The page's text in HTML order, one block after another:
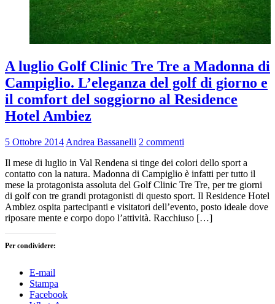
A luglio Golf Clinic Tre Tre a Madonna di
Campiglio. L’eleganza del golf di giorno e
il comfort del soggiorno al Residence
Hotel Ambiez
5 Ottobre 2014 Andrea Bassanelli 2 commenti
Il mese di luglio in Val Rendena si tinge dei colori dello sport a
contatto con la natura. Madonna di Campiglio è infatti per tutto il
mese la protagonista assoluta del Golf Clinic Tre Tre, per tre giorni
di golf con tre grandi protagonisti di questo sport. Il Residence Hotel
Ambiez ospita partecipanti e visitatori dell’evento, posto ideale dove
riposare mente e corpo dopo l’attività. Racchiuso […]
Per condividere:
E-mail
Stampa
Facebook